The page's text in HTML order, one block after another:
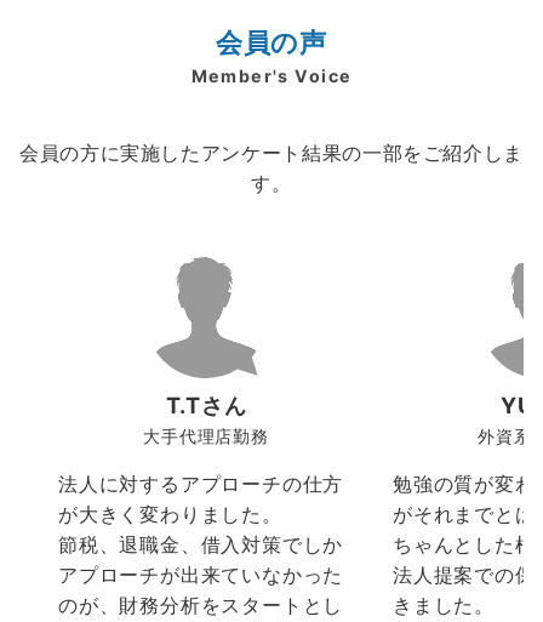
会員の声
Member's Voice
会員の方に実施したアンケート結果の一部をご紹介しま
す。
T.Tさん
大手代理店勤務
法人に対するアプローチの仕方
が大きく変わりました。
節税、退職金、借入対策でしか
アプローチが出来ていなかった
のが、財務分析をスタートとし
YU
外資系
勉強の質が変わ
がそれまでと
ちゃんとした
法人提案での保
きました。